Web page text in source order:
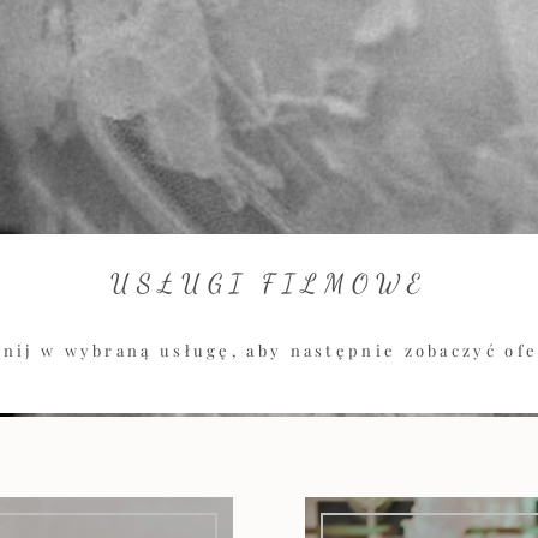
USŁUGI FILMOWE
w wybraną usługę, aby następnie zobaczyć